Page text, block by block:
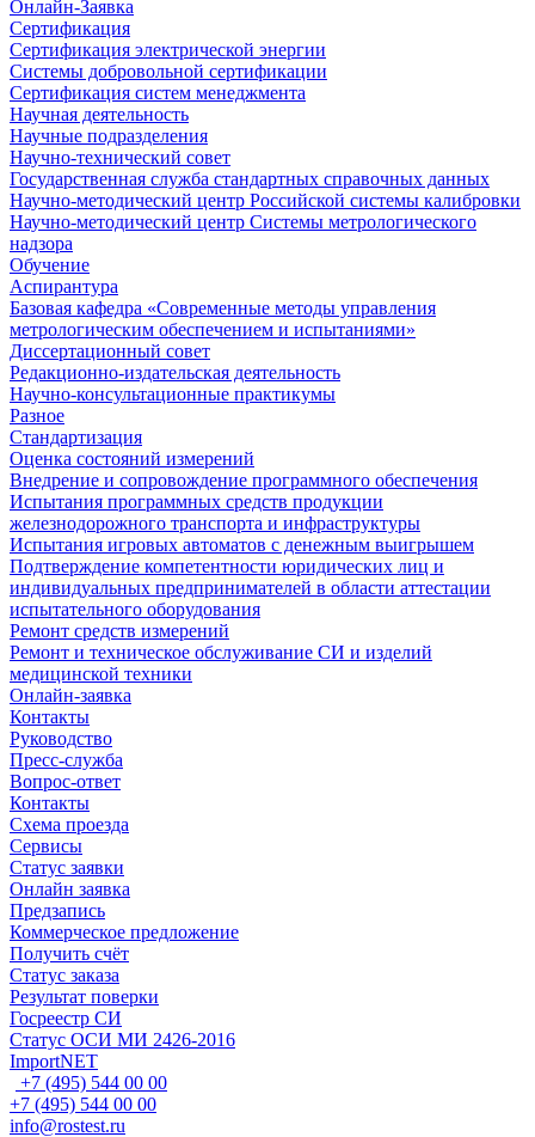
Онлайн-Заявка
Сертификация
Сертификация электрической энергии
Системы добровольной сертификации
Сертификация систем менеджмента
Научная деятельность
Научные подразделения
Научно-технический совет
Государственная служба стандартных справочных данных
Научно-методический центр Российской системы калибровки
Научно-методический центр Системы метрологического
надзора
Обучение
Аспирантура
Базовая кафедра «Современные методы управления
метрологическим обеспечением и испытаниями»
Диссертационный совет
Редакционно-издательская деятельность
Научно-консультационные практикумы
Разное
Стандартизация
Оценка состояний измерений
Внедрение и сопровождение программного обеспечения
Испытания программных средств продукции
железнодорожного транспорта и инфраструктуры
Испытания игровых автоматов с денежным выигрышем
Подтверждение компетентности юридических лиц и
индивидуальных предпринимателей в области аттестации
испытательного оборудования
Ремонт средств измерений
Ремонт и техническое обслуживание СИ и изделий
медицинской техники
Онлайн-заявка
Контакты
Руководство
Пресс-служба
Вопрос-ответ
Контакты
Схема проезда
Сервисы
Статус заявки
Онлайн заявка
Предзапись
Коммерческое предложение
Получить счёт
Статус заказа
Результат поверки
Госреестр СИ
Статус ОСИ МИ 2426-2016
ImportNET
+7 (495) 544 00 00
+7 (495) 544 00 00
info@rostest.ru